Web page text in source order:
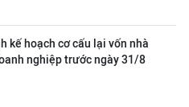
kế hoạch cơ cấu lại vốn nhà
nghiệp trước ngày 31/8